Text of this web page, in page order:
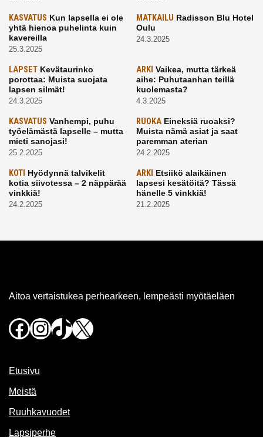
KASVATUS Kun lapsella ei ole
yhtä hienoa puhelinta kuin
kavereilla
25.3.2025
MATKAILU Radisson Blu Hotel
Oulu
24.3.2025
LAPSET Kevätaurinko
porottaa: Muista suojata
lapsen silmät!
24.3.2025
ARKI Vaikea, mutta tärkeä
aihe: Puhutaanhan teillä
kuolemasta?
4.3.2025
KASVATUS Vanhempi, puhu
työelämästä lapselle – mutta
mieti sanojasi!
25.2.2025
RUOKAEineksiä ruoaksi?
Muista nämä asiat ja saat
paremman aterian
24.2.2025
KOTI Hyödynnä talvikelit
kotia siivotessa – 2 näppärää
vinkkiä!
24.2.2025
ARKI Etsiikö alaikäinen
lapsesi kesätöitä? Tässä
hänelle 5 vinkkiä!
21.2.2025
Aitoa vertaistukea perhearkeen, lempeästi myötäeläen
Facebook
Instagram
TikTok
X
Etusivu
Meistä
Ruuhkavuodet
Lapsiperhe